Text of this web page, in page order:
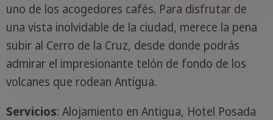
uno de los acogedores cafés. Para disfrutar de
una vista inolvidable de la ciudad, merece la pena
subir al Cerro de la Cruz, desde donde podrás
admirar el impresionante telón de fondo de los
volcanes que rodean Antigua.
Servicios: Alojamiento en Antigua, Hotel Posada